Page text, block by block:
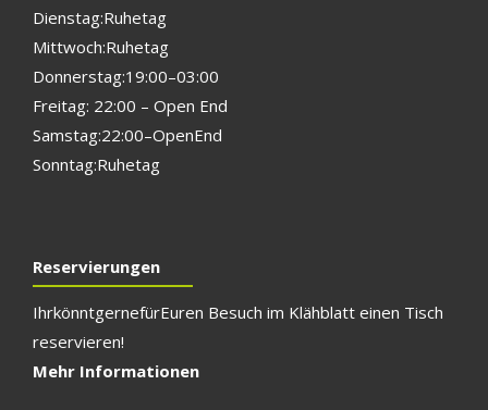
Dienstag: Ruhetag
Mittwoch: Ruhetag
Donnerstag: 19:00 – 03:00
Freitag: 22:00 – Open End
Samstag: 22:00 – Open End
Sonntag: Ruhetag
Reservierungen
Ihr könnt gerne für Euren Besuch im Klähblatt einen Tisch
reservieren!
Mehr Informationen